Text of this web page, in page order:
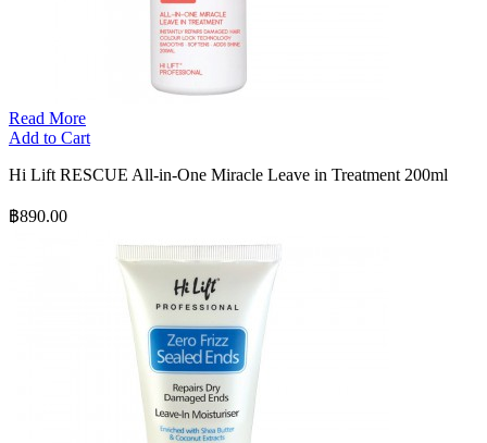
Read More
Add to Cart
Hi Lift RESCUE All-in-One Miracle Leave in Treatment 200ml
฿890.00